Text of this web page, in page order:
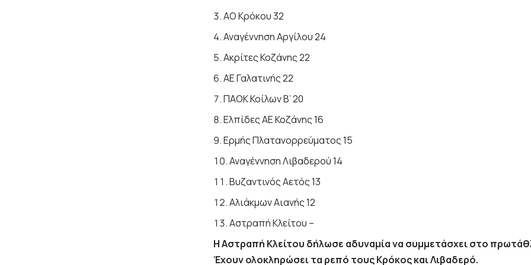
ΑΟ Κρόκου 32
Αναγέννηση Αργίλου 24
Ακρίτες Κοζάνης 22
ΑΕ Γαλατινής 22
ΠΑΟΚ Κοίλων Β’ 20
Ελπίδες ΑΕ Κοζάνης 16
Ερμής Πλατανορρεύματος 15
Αναγέννηση Λιβαδερού 14
Βυζαντινός Αετός 13
Αλιάκμων Αιανής 12
Αστραπή Κλείτου –
Η Αστραπή Κλείτου δήλωσε αδυναμία να συμμετάσχει στο
Έχουν ολοκληρώσει τα ρεπό τους Κρόκος και Λιβαδερό.